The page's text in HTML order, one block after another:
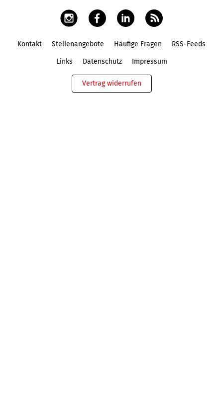
Kontakt Stellenangebote Häufige Fragen RSS-Feeds
Links Datenschutz Impressum
Vertrag widerrufen